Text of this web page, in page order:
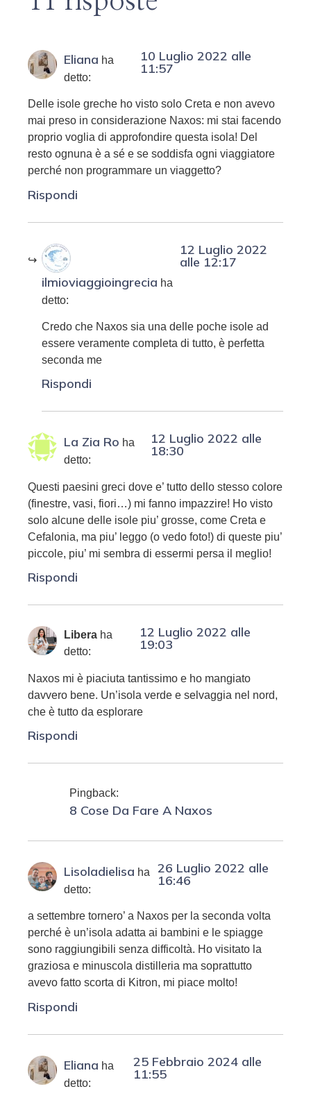
Eliana ha
detto:
10 Luglio 2022 alle
11:57
Delle isole greche ho visto solo Creta e non avevo
mai preso in considerazione Naxos: mi stai facendo
proprio voglia di approfondire questa isola! Del
resto ognuna è a sé e se soddisfa ogni viaggiatore
perché non programmare un viaggetto?
Rispondi
ilmioviaggioingrecia ha
detto:
12 Luglio 2022
alle 12:17
Credo che Naxos sia una delle poche isole ad
essere veramente completa di tutto, è perfetta
seconda me
Rispondi
La Zia Ro ha
detto:
12 Luglio 2022 alle
18:30
Questi paesini greci dove e’ tutto dello stesso colore
(finestre, vasi, fiori…) mi fanno impazzire! Ho visto
solo alcune delle isole piu’ grosse, come Creta e
Cefalonia, ma piu’ leggo (o vedo foto!) di queste piu’
piccole, piu’ mi sembra di essermi persa il meglio!
Rispondi
Libera ha
detto:
12 Luglio 2022 alle
19:03
Naxos mi è piaciuta tantissimo e ho mangiato
davvero bene. Un’isola verde e selvaggia nel nord,
che è tutto da esplorare
Rispondi
Pingback:
8 Cose Da Fare A Naxos
Lisoladielisa ha
detto:
26 Luglio 2022 alle
16:46
a settembre tornero’ a Naxos per la seconda volta
perché è un’isola adatta ai bambini e le spiagge
sono raggiungibili senza difficoltà. Ho visitato la
graziosa e minuscola distilleria ma soprattutto
avevo fatto scorta di Kitron, mi piace molto!
Rispondi
Eliana ha
detto:
25 Febbraio 2024 alle
11:55